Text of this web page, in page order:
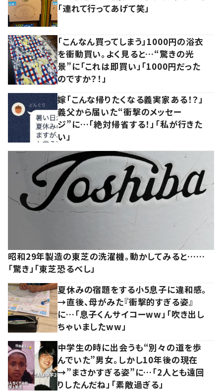
「連れて行ってあげて笑」
「こんなん買ってしまう」1000円の浴衣
を衝動買い。よく見ると…“驚きの光
景”に「これは即買い」「1000円だった
のですか？！」
嫁「こんな帰りたくなる義実家ある！？」
義父から届いた“衝撃のメッセー
ジ”に…「絶対帰省する！」「私が行きた
い」
昭和29年製造の東芝の洗濯機。動かしてみると……
「驚き」「東芝恐るべし」
夏休みの宿題をする小5息子に違和感。
→直後、母がみた『衝撃的すぎる姿』
に…「息子くんサイコーww」「吹き出し
ちゃいましたww」
中学生の時に出会うも“別々の道を歩
んでいた”男女。しかし10年後の現在
→”まさかすぎる姿”に…「2人とも遠回
りしたんだね」「素敵過ぎる」